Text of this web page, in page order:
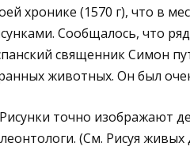
хронике (1570 г), что в
Сообщалось, что
священник Симон
животных. Он был
точно изображают
(См. Рисуя